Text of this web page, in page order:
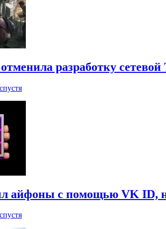
разработку
айфоны с помощью VK ID,